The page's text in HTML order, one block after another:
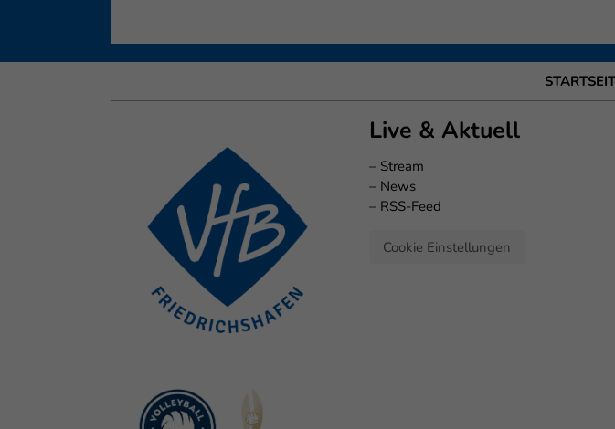
Live & Aktuell
– Stream
– News
– RSS-Feed
Cookie Einstellungen